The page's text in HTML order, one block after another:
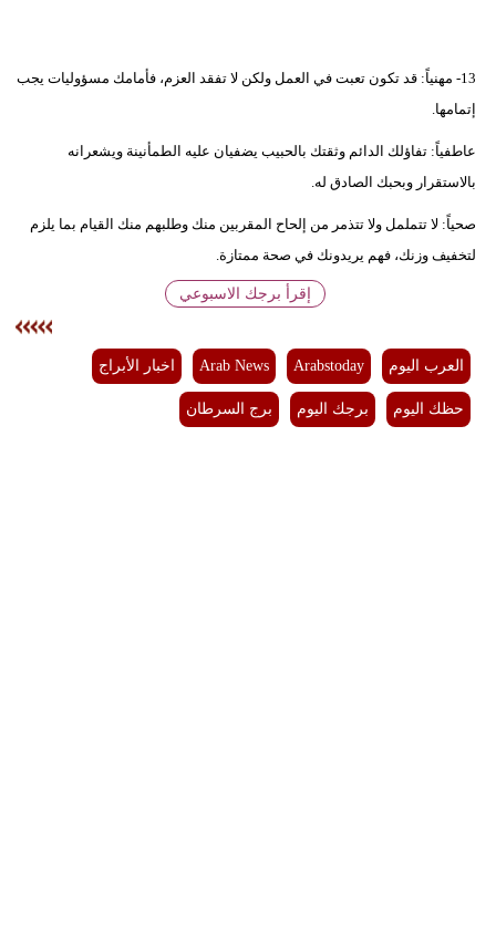
بيئة
فيديو
13- مهنياً: قد تكون تعبت في العمل ولكن لا تفقد العزم، فأمامك مسؤوليات يجب
إتمامها.
عاطفياً: تفاؤلك الدائم وثقتك بالحبيب يضفيان عليه الطمأنينة ويشعرانه
بالاستقرار وبحبك الصادق له.
صحياً: لا تتململ ولا تتذمر من إلحاح المقربين منك وطلبهم منك القيام بما يلزم
لتخفيف وزنك، فهم يريدونك في صحة ممتازة.
إقرأ برجك الاسبوعي
العرب اليوم Arabstoday
Arab News اخبار الأبراج
حظك اليوم برجك اليوم برج السرطان